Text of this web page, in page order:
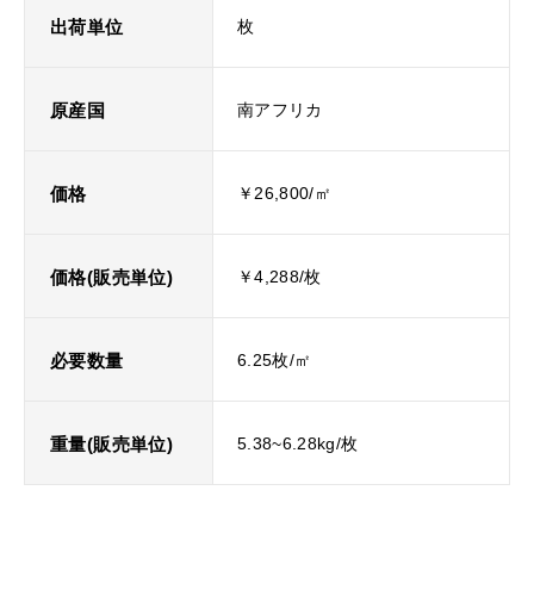
出荷単位 枚
原産国 南アフリカ
価格 ￥26,800/㎡
価格(販売単位) ￥4,288/枚
必要数量 6.25枚/㎡
重量(販売単位) 5.38~6.28kg/枚